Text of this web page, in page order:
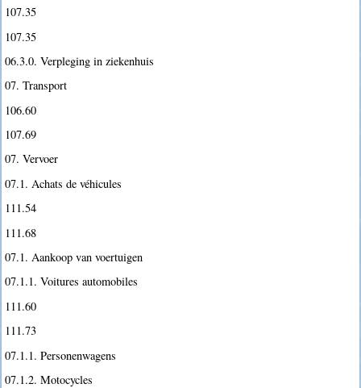
107.35
107.35
06.3.0. Verpleging in ziekenhuis
07. Transport
106.60
107.69
07. Vervoer
07.1. Achats de véhicules
111.54
111.68
07.1. Aankoop van voertuigen
07.1.1. Voitures automobiles
111.60
111.73
07.1.1. Personenwagens
07.1.2. Motocycles